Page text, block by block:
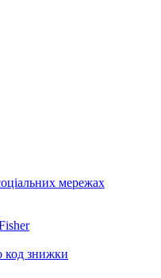
мережах
код знижки